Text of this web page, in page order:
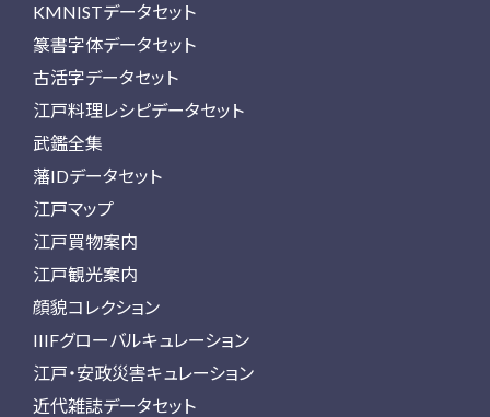
KMNISTデータセット
篆書字体データセット
古活字データセット
江戸料理レシピデータセット
武鑑全集
藩IDデータセット
江戸マップ
江戸買物案内
江戸観光案内
顔貌コレクション
IIIFグローバルキュレーション
江戸・安政災害キュレーション
近代雑誌データセット